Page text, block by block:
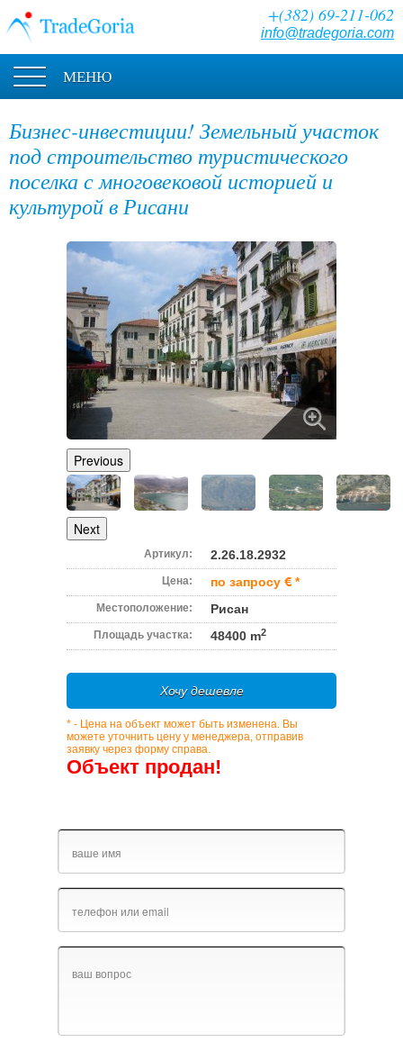
+(382) 69-211-062
info@tradegoria.com
МЕНЮ
Бизнес-инвестиции! Земельный участок
под строительство туристического
поселка с многовековой историей и
культурой в Рисани
Previous
Next
Артикул: 2.26.18.2932
Цена: по запросу *
Местоположение: Рисан
Площадь участка: 48400 m2
Хочу дешевле
* - Цена на объект может быть изменена. Вы
можете уточнить цену у менеджера, отправив
заявку через форму справа.
Объект продан!